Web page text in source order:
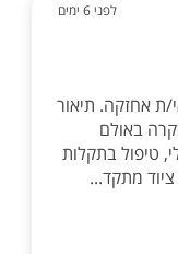
לפני 6 ימים
ת אחזקה. תיאור
באולם
טיפול בתקלות
מתקד...